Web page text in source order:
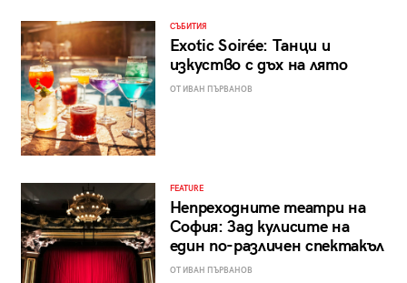
СЪБИТИЯ
Exotic Soirée: Танци и
изкуство с дъх на лято
ОТ ИВАН ПЪРВАНОВ
FEATURE
Непреходните театри на
София: Зад кулисите на
един по-различен спектакъл
ОТ ИВАН ПЪРВАНОВ